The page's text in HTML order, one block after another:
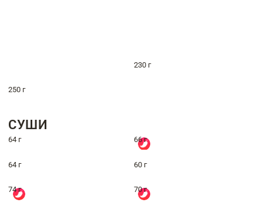
230 г
250 г
СУШИ
64 г 66 г
64 г 60 г
74 г 70 г